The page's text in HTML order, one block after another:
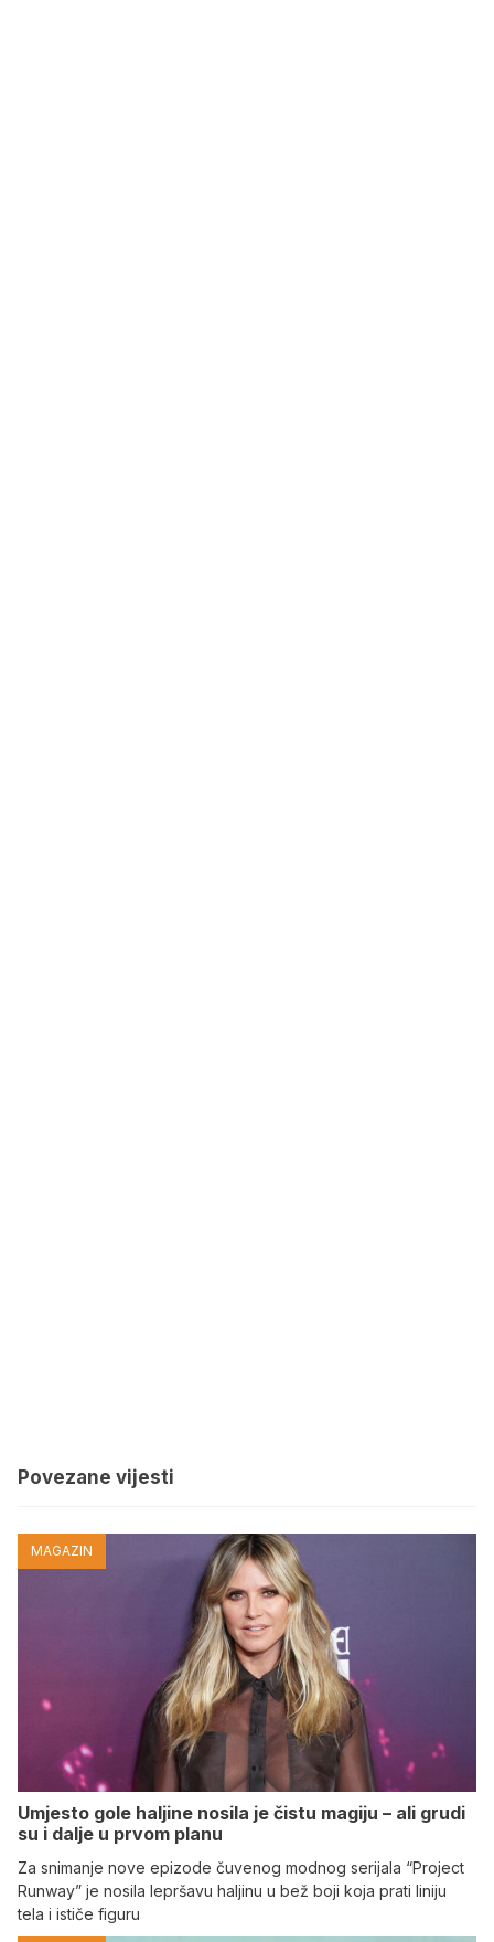
Povezane vijesti
MAGAZIN
Umjesto gole haljine nosila je čistu magiju – ali grudi
su i dalje u prvom planu
Za snimanje nove epizode čuvenog modnog serijala “Project
Runway” je nosila lepršavu haljinu u bež boji koja prati liniju
tela i ističe figuru